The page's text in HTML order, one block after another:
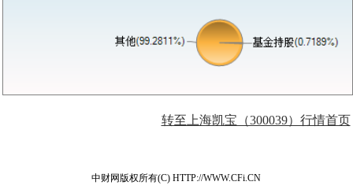
转至上海凯宝（300039）行情首页
中财网版权所有(C) HTTP://WWW.CFi.CN